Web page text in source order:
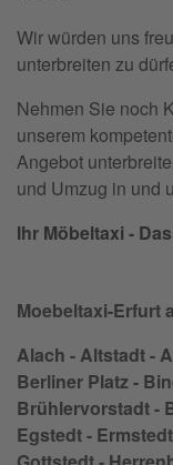
Wir würden uns
unterbreiten zu
Nehmen Sie noch
unserem
Angebot
und Umzug in und
Ihr Möbeltaxi -
Moebeltaxi-Erfurt
Alach - Altstadt -
Berliner Platz -
Brühlervorstadt -
Egstedt -